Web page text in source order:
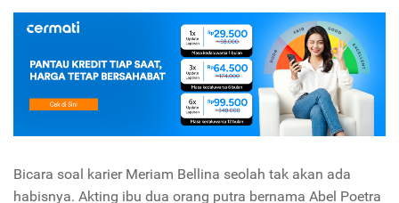
Bicara soal karier Meriam Bellina seolah tak akan ada
habisnya. Akting ibu dua orang putra bernama Abel Poetra